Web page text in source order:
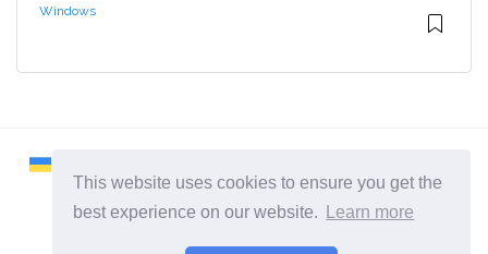
This website uses cookies to ensure you get the
best experience on our website.
Learn more
Windows
2026 ©Remontcompa